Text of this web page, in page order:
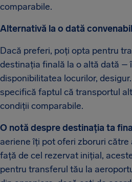
comparabile.
Alternativă la o dată
Dacă preferi, poți opta pentru
destinația finală la o altă dată –
disponibilitatea locurilor,
specifică faptul că transportul
condiții comparabile.
O notă despre destinația ta
aeriene îți pot oferi zboruri
față de cel rezervat inițial,
pentru transferul tău la